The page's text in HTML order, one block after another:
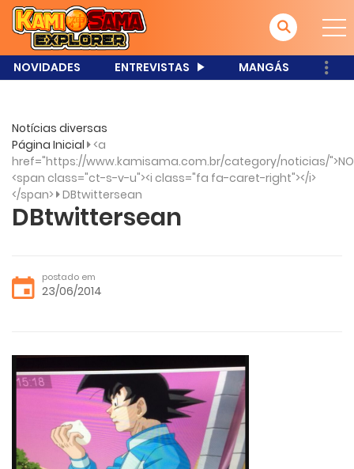
NOVIDADES ENTREVISTAS MANGÁS
Notícias diversas
Página Inicial <a
href="https://www.kamisama.com.br/category/noticias/
<span class="ct-s-v-u"><i class="fa fa-caret-right"></i>
</span> DBtwittersean
DBtwittersean
postado em
23/06/2014